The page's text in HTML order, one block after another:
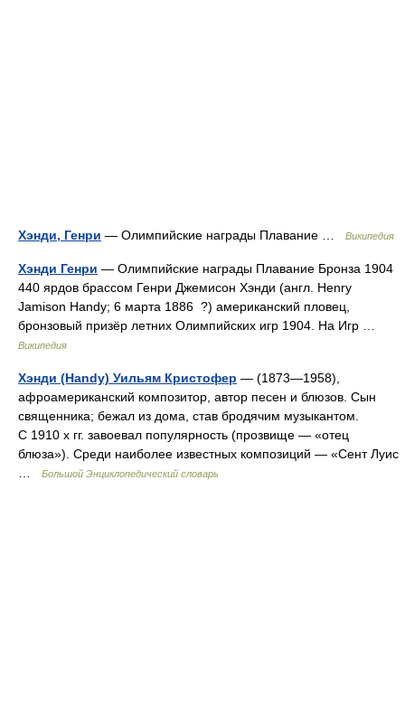
Хэнди, Генри — Олимпийские награды Плавание … Википедия
Хэнди Генри — Олимпийские награды Плавание Бронза 1904
440 ярдов брассом Генри Джемисон Хэнди (англ. Henry
Jamison Handy; 6 марта 1886 ?) американский пловец,
бронзовый призёр летних Олимпийских игр 1904. На Игр …
Википедия
Хэнди (Handy) Уильям Кристофер — (1873—1958),
афроамериканский композитор, автор песен и блюзов. Сын
священника; бежал из дома, став бродячим музыкантом.
С 1910 х гг. завоевал популярность (прозвище — «отец
блюза»). Среди наиболее известных композиций — «Сент Луис
Большой Энциклопедический словарь